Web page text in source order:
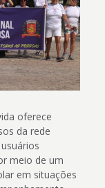
oferece
da rede
meio de um
em situações